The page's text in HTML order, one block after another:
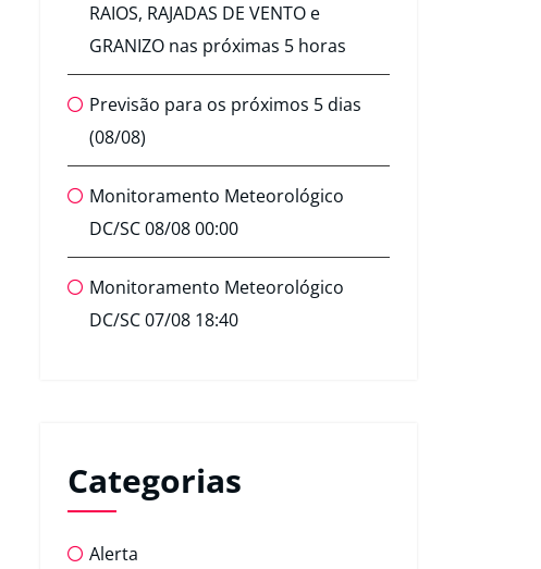
RAIOS, RAJADAS DE VENTO e
GRANIZO nas próximas 5 horas
Previsão para os próximos 5 dias
(08/08)
Monitoramento Meteorológico
DC/SC 08/08 00:00
Monitoramento Meteorológico
DC/SC 07/08 18:40
Categorias
Alerta